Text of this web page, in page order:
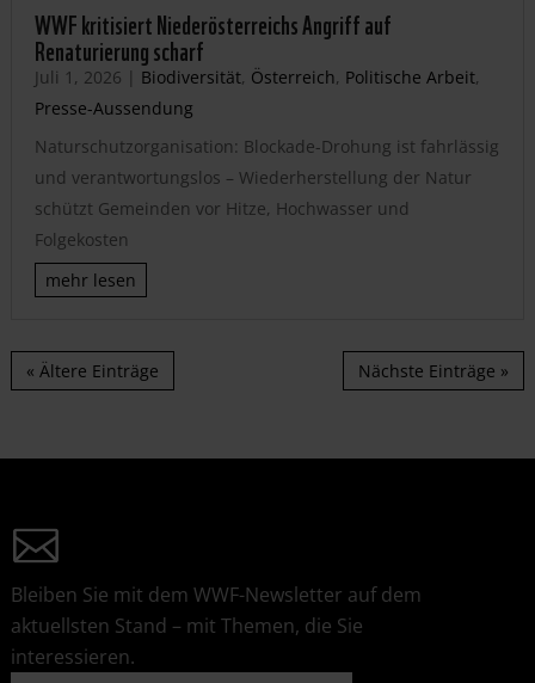
WWF kritisiert Niederösterreichs Angriff auf
Renaturierung scharf
Juli 1, 2026 | Biodiversität, Österreich, Politische Arbeit,
Presse-Aussendung
Naturschutzorganisation: Blockade-Drohung ist fahrlässig
und verantwortungslos – Wiederherstellung der Natur
schützt Gemeinden vor Hitze, Hochwasser und
Folgekosten
mehr lesen
« Ältere Einträge Nächste Einträge »
Bleiben Sie mit dem WWF-Newsletter auf dem
aktuellsten Stand – mit Themen, die Sie
interessieren.